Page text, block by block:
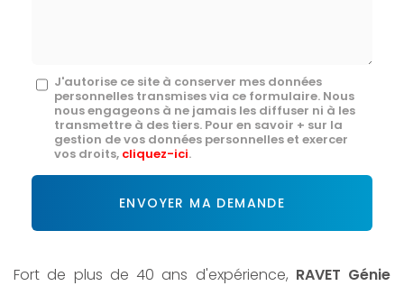
Message
J'autorise ce site à conserver mes données
personnelles transmises via ce formulaire. Nous
nous engageons à ne jamais les diffuser ni à les
transmettre à des tiers. Pour en savoir + sur la
gestion de vos données personnelles et exercer
vos droits, cliquez-ici.
Acceptation
*
ENVOYER MA DEMANDE
Fort de plus de 40 ans d'expérience, RAVET Génie